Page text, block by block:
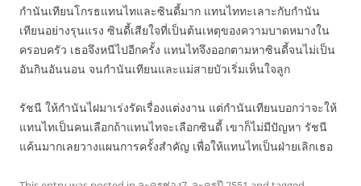
กำนันเทียนโกรธแทนไทและซินดี้มาก แทนไททะเลาะกับกำนัน
เทียนอย่างรุนแรง ซินดี้เสียใจที่เป็นต้นเหตุของความบาดหมางใน
ครอบครัว เธอจึงหนีไปอีกครั้ง แทนไทจึงออกตามหาซินดี้จนไม่เป็น
อันกินอันนอน จนกำนันเทียนและแม่สายบัวเริ่มเห็นใจลูก
รัชนี ให้กำนันไฝมาเร่งรัดเรื่องแต่งงาน แต่กำนันเทียนบอกว่าจะให้
แทนไทเป็นคนเลือกถ้าแทนไทจะเลือกซินดี้ เขาก็ไม่มีปัญหา รัชนี
แค้นมากเลยวางแผนการครั้งสำคัญ เพื่อให้แทนไทเป็นฝ่ายเลิกเธอ